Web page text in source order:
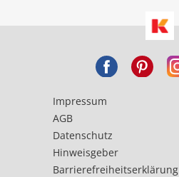
Impressum
AGB
Datenschutz
Hinweisgeber
Barrierefreiheitserklärung